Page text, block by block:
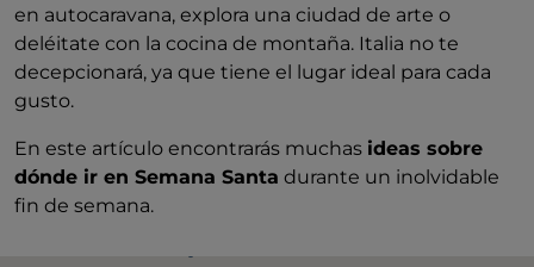
en autocaravana, explora una ciudad de arte o
deléitate con la cocina de montaña. Italia no te
decepcionará, ya que tiene el lugar ideal para cada
gusto.
En este artículo encontrarás muchas ideas sobre
dónde ir en Semana Santa durante un inolvidable
fin de semana.
3
2